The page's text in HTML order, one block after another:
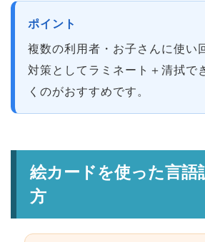
ポイント
複数の利用者・お子さんに使い
対策としてラミネート＋清拭で
くのがおすすめです。
絵カードを使った言語
方